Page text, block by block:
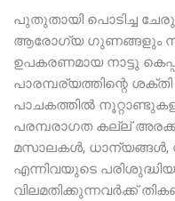
പുതുതായി പൊടിച്ച
ആരോഗ്യ ഗുണങ്ങളും
ഉപകരണമായ നാട്ടു
പാരമ്പര്യത്തിന്റെ
പാചകത്തിൽ
പരമ്പരാഗത കല്ല്
മസാലകൾ,
എന്നിവയുടെ
വിലമതിക്കുന്നവർക്ക്